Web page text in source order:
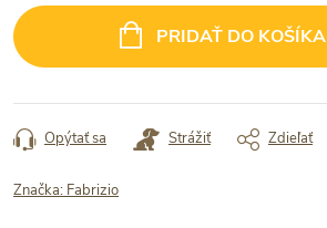
cena:
PRIDAŤ DO KOŠÍKA
Opýtať sa Strážiť Zdieľať
Značka: Fabrizio